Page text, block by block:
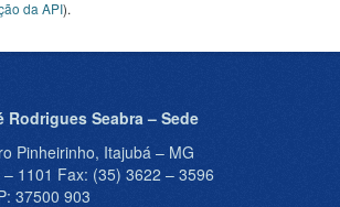
da API).
Rodrigues Seabra – Sede
Pinheirinho, Itajubá – MG
1101 Fax: (35) 3622 – 3596
37500 903